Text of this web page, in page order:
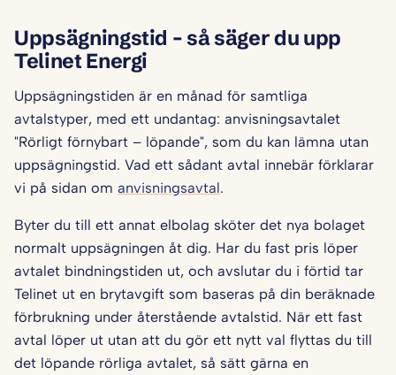
Uppsägningstid – så säger du upp
Telinet Energi
Uppsägningstiden är en månad för samtliga
avtalstyper, med ett undantag: anvisningsavtalet
"Rörligt förnybart – löpande", som du kan lämna utan
uppsägningstid. Vad ett sådant avtal innebär förklarar
vi på sidan om anvisningsavtal.
Byter du till ett annat elbolag sköter det nya bolaget
normalt uppsägningen åt dig. Har du fast pris löper
avtalet bindningstiden ut, och avslutar du i förtid tar
Telinet ut en brytavgift som baseras på din beräknade
förbrukning under återstående avtalstid. När ett fast
avtal löper ut utan att du gör ett nytt val flyttas du till
det löpande rörliga avtalet, så sätt gärna en